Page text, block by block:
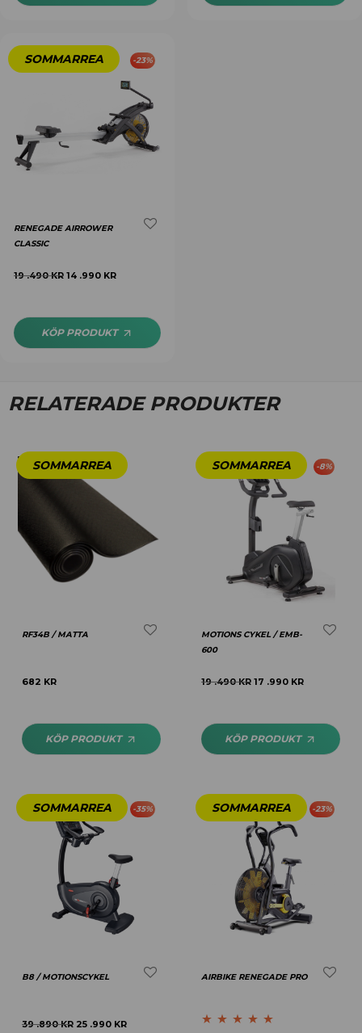
-23%
RENEGADE AIRROWER
CLASSIC
19 .490KR 14 .990 KR
KÖP PRODUKT
RELATERADE PRODUKTER
RF34B / MATTA
682 KR
KÖP PRODUKT
-8%
MOTIONS CYKEL / EMB-
600
19 .490KR 17 .990 KR
KÖP PRODUKT
-35%
B8 / MOTIONSCYKEL
39 .890KR 25 .990 KR
-23%
AIRBIKE RENEGADE PRO